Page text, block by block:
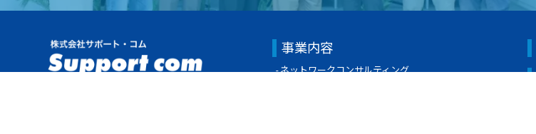
事業内容
ネットワークコンサルティング